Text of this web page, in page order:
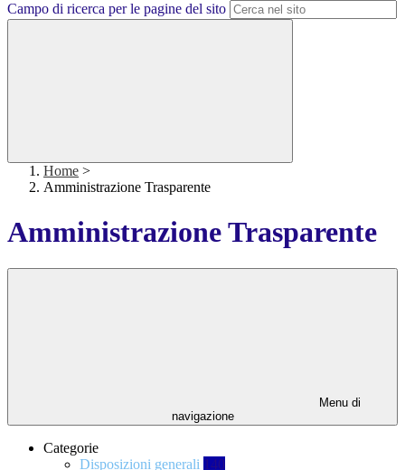
Campo di ricerca per le pagine del sito
Home >
Amministrazione Trasparente
Amministrazione Trasparente
Menu di
navigazione
Categorie
Disposizioni generali 140